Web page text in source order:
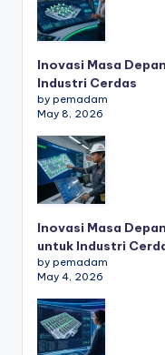
Inovasi Masa
Industri Cerdas
by pemadam
May 8, 2026
Inovasi Masa
untuk Industri
by pemadam
May 4, 2026